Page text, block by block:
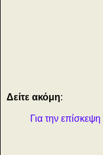
Δείτε ακόμη:
Για την